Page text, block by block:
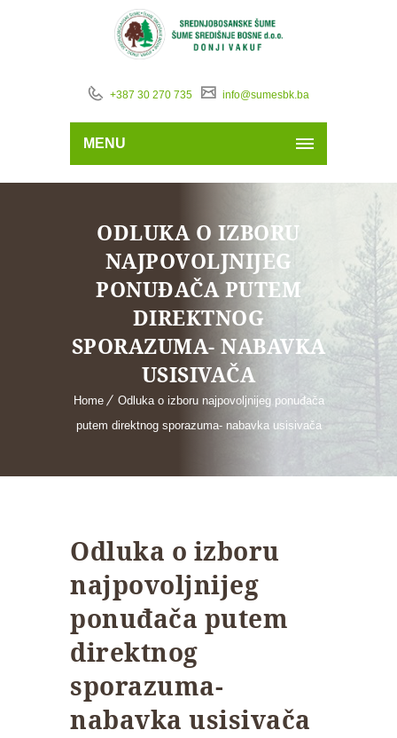
+387 30 270 735 info@sumesbk.ba
MENU
ODLUKA O IZBORU
NAJPOVOLJNIJEG
PONUĐAČA PUTEM
DIREKTNOG
SPORAZUMA- NABAVKA
USISIVAČA
Home
Odluka o izboru najpovoljnijeg ponuđača
putem direktnog sporazuma- nabavka usisivača
Odluka o izboru
najpovoljnijeg
ponuđača putem
direktnog
sporazuma-
nabavka usisivača